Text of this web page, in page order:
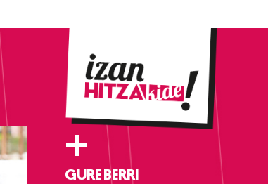
+
GURE BERRI